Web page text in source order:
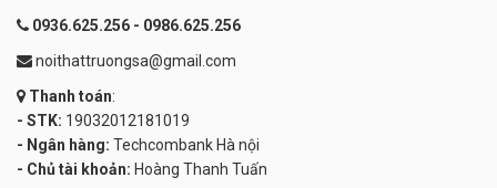
0936.625.256 - 0986.625.256
noithattruongsa@gmail.com
Thanh toán:
- STK: 19032012181019
- Ngân hàng: Techcombank Hà nội
- Chủ tài khoản: Hoàng Thanh Tuấn